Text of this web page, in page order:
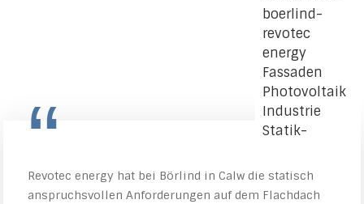
“
Revotec energy hat bei Börlind in Calw die statisch
anspruchsvollen Anforderungen auf dem Flachdach